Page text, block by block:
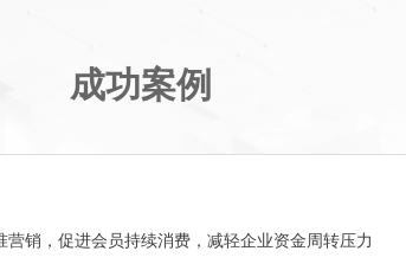
成功案例
销，促进会员持续消费，减轻企业资金周转压力